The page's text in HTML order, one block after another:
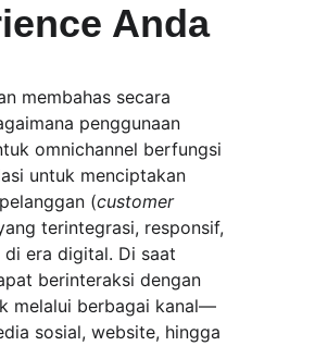
Anda
membahas secara
penggunaan
omnichannel berfungsi
untuk menciptakan
(customer
terintegrasi, responsif,
di era digital. Di saat
berinteraksi dengan
melalui berbagai kanal—
sosial, website, hingga